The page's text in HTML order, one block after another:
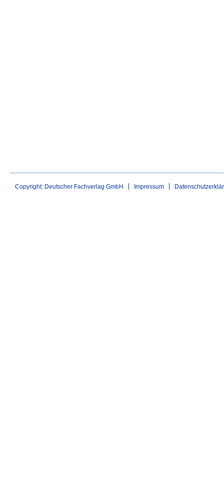
Copyright: Deutscher Fachverlag GmbH Impressum